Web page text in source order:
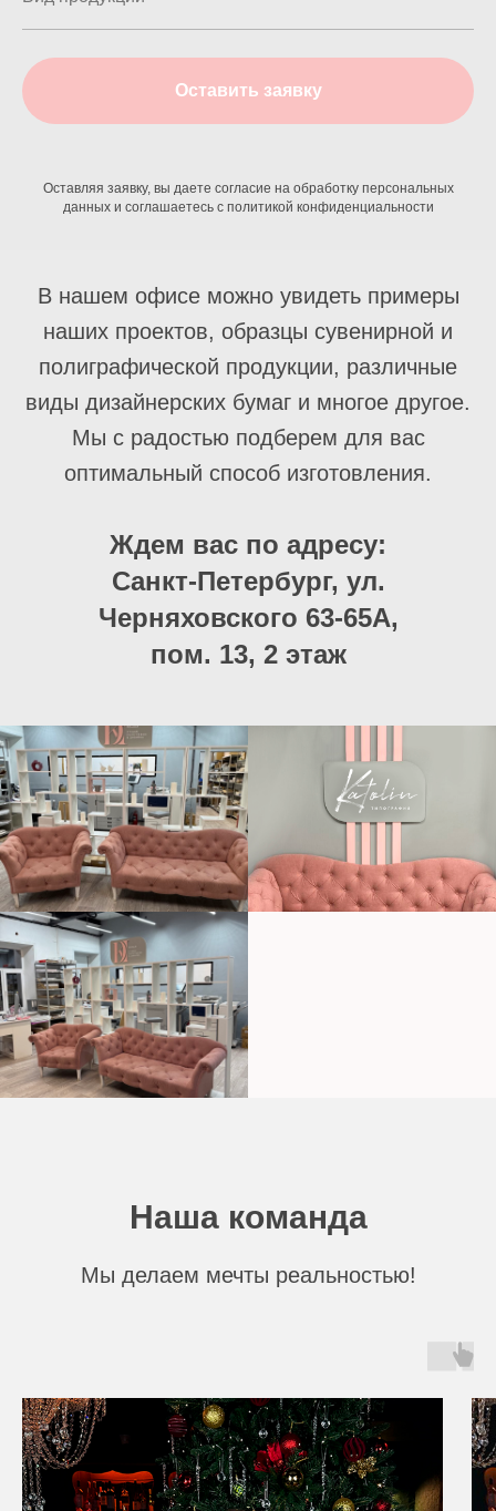
Оставить заявку
Оставляя заявку, вы даете согласие на обработку персональных
данных и соглашаетесь c политикой конфиденциальности
В нашем офисе можно увидеть примеры
наших проектов, образцы сувенирной и
полиграфической продукции, различные
виды дизайнерских бумаг и многое другое.
Мы с радостью подберем для вас
оптимальный способ изготовления.
Ждем вас по адресу:
Санкт-Петербург, ул.
Черняховского 63-65А,
пом. 13, 2 этаж
Наша команда
Мы делаем мечты реальностью!